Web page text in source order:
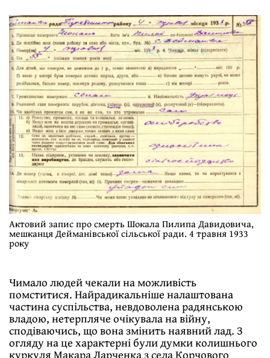
Актовий запис про смерть Шокала Пилипа Давидовича,
мешканця Дейманівської сільської ради. 4 травня 1933
року
Чимало людей чекали на можливість
помститися. Найрадикальніше налаштована
частина суспільства, невдоволена радянською
владою, нетерпляче очікувала на війну,
сподіваючись, що вона змінить наявний лад. З
огляду на це характерні були думки колишнього
куркуля Макара Ларченка з села Корчового